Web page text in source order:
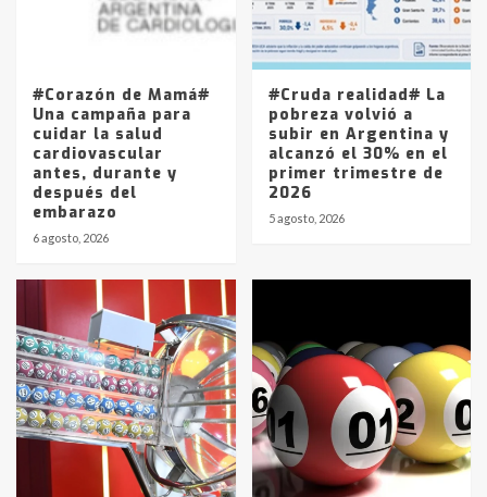
Los precios de los combustibles en
La Pampa, desde YPF hasta Axion
entre 857 a 1338 pesos
#Corazón de Mamá#
Una campaña para
cuidar la salud
cardiovascular
antes, durante y
después del
embarazo
6 agosto, 2026
#Cruda realidad# La
pobreza volvió a
subir en Argentina y
alcanzó el 30% en el
primer trimestre de
2026
5 agosto, 2026